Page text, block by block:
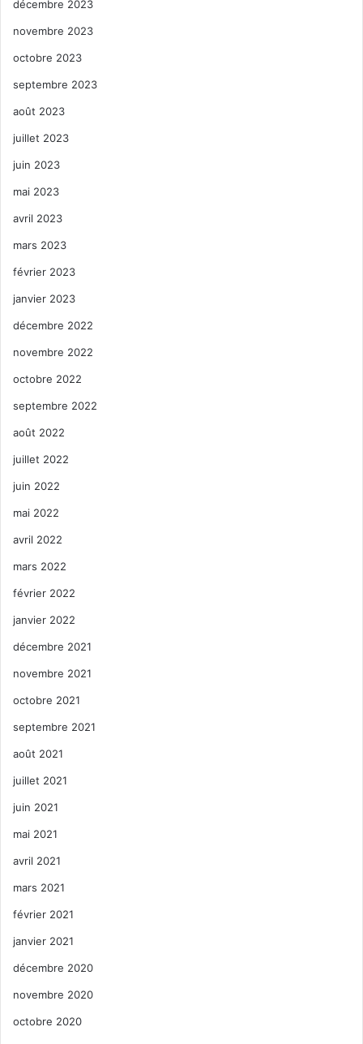
décembre 2023
novembre 2023
octobre 2023
septembre 2023
août 2023
juillet 2023
juin 2023
mai 2023
avril 2023
mars 2023
février 2023
janvier 2023
décembre 2022
novembre 2022
octobre 2022
septembre 2022
août 2022
juillet 2022
juin 2022
mai 2022
avril 2022
mars 2022
février 2022
janvier 2022
décembre 2021
novembre 2021
octobre 2021
septembre 2021
août 2021
juillet 2021
juin 2021
mai 2021
avril 2021
mars 2021
février 2021
janvier 2021
décembre 2020
novembre 2020
octobre 2020